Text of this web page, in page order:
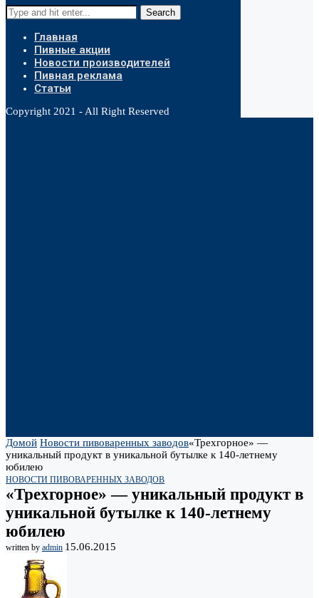
Search
Главная
Пивные акции
Новости производителей
Пивная реклама
Статьи
Copyright 2021 - All Right Reserved
Домой Новости пивоваренных заводов«Трехгорное» —
уникальный продукт в уникальной бутылке к 140-летнему
юбилею
НОВОСТИ ПИВОВАРЕННЫХ ЗАВОДОВ
«Трехгорное» — уникальный продукт в
уникальной бутылке к 140-летнему
юбилею
written by admin 15.06.2015